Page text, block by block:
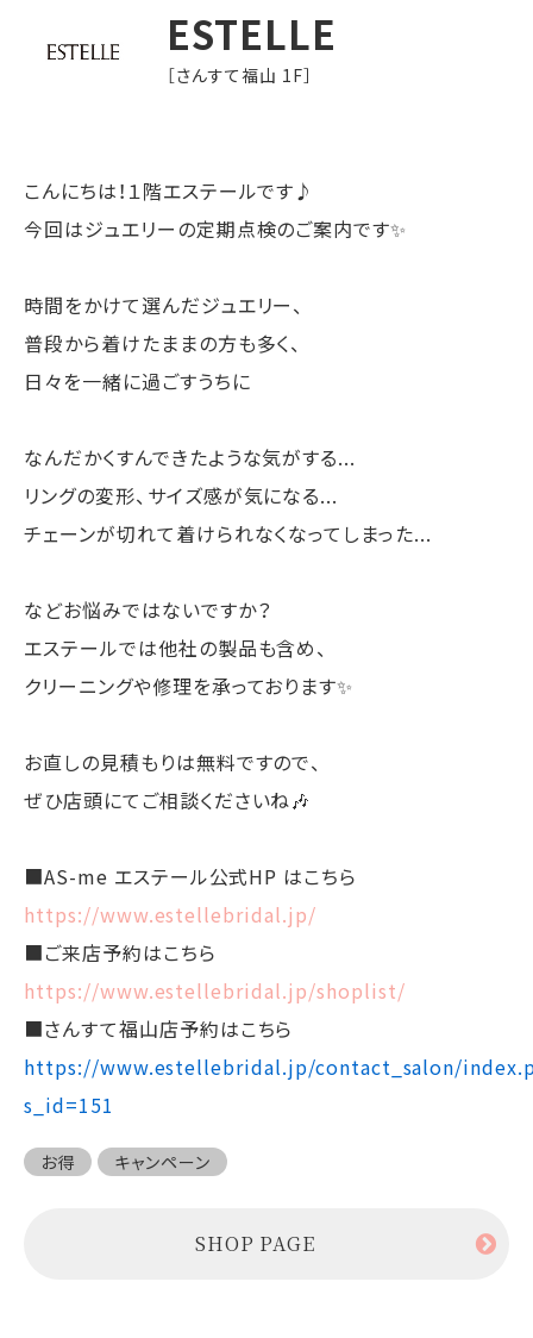
ESTELLE
［さんすて福山 1F］
こんにちは！１階エステールです♪
今回はジュエリーの定期点検のご案内です✨
時間をかけて選んだジュエリー、
普段から着けたままの方も多く、
日々を一緒に過ごすうちに
なんだかくすんできたような気がする...
リングの変形、サイズ感が気になる...
チェーンが切れて着けられなくなってしまった...
などお悩みではないですか？
エステールでは他社の製品も含め、
クリーニングや修理を承っております✨
お直しの見積もりは無料ですので、
ぜひ店頭にてご相談くださいね🎶
■AS-me エステール公式HP はこちら
https://www.estellebridal.jp/
■ご来店予約はこちら
https://www.estellebridal.jp/shoplist/
■さんすて福山店予約はこちら
https://www.estellebridal.jp/contact_salon/
s_id=151
お得 キャンペーン
SHOP PAGE